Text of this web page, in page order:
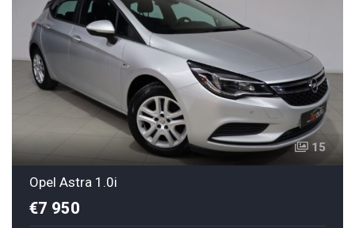
15
Opel Astra 1.0i
€7 950